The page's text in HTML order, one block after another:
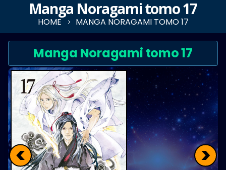
Manga Noragami tomo 17
HOME MANGA NORAGAMI TOMO 17
Manga Noragami tomo 17
< >